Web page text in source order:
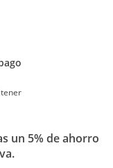
un 5% de ahorro